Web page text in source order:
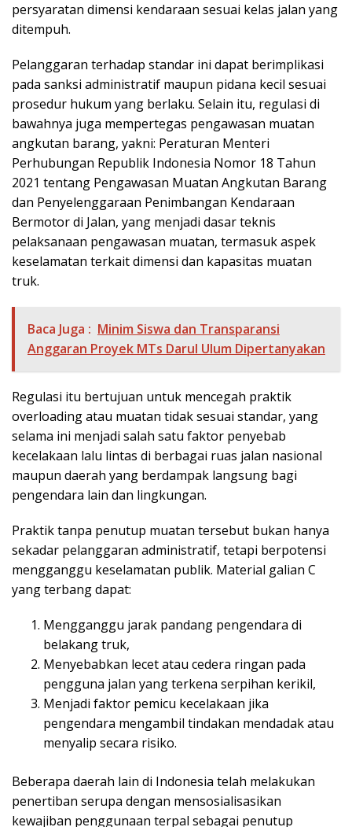
persyaratan dimensi kendaraan sesuai kelas jalan yang
ditempuh.
Pelanggaran terhadap standar ini dapat berimplikasi
pada sanksi administratif maupun pidana kecil sesuai
prosedur hukum yang berlaku. Selain itu, regulasi di
bawahnya juga mempertegas pengawasan muatan
angkutan barang, yakni: Peraturan Menteri
Perhubungan Republik Indonesia Nomor 18 Tahun
2021 tentang Pengawasan Muatan Angkutan Barang
dan Penyelenggaraan Penimbangan Kendaraan
Bermotor di Jalan, yang menjadi dasar teknis
pelaksanaan pengawasan muatan, termasuk aspek
keselamatan terkait dimensi dan kapasitas muatan
truk.
Baca Juga : Minim Siswa dan Transparansi
Anggaran Proyek MTs Darul Ulum Dipertanyakan
Regulasi itu bertujuan untuk mencegah praktik
overloading atau muatan tidak sesuai standar, yang
selama ini menjadi salah satu faktor penyebab
kecelakaan lalu lintas di berbagai ruas jalan nasional
maupun daerah yang berdampak langsung bagi
pengendara lain dan lingkungan.
Praktik tanpa penutup muatan tersebut bukan hanya
sekadar pelanggaran administratif, tetapi berpotensi
mengganggu keselamatan publik. Material galian C
yang terbang dapat:
Mengganggu jarak pandang pengendara di
belakang truk,
Menyebabkan lecet atau cedera ringan pada
pengguna jalan yang terkena serpihan kerikil,
Menjadi faktor pemicu kecelakaan jika
pengendara mengambil tindakan mendadak atau
menyalip secara risiko.
Beberapa daerah lain di Indonesia telah melakukan
penertiban serupa dengan mensosialisasikan
kewajiban penggunaan terpal sebagai penutup